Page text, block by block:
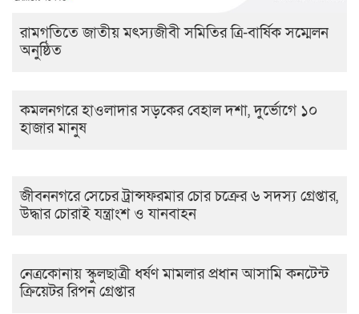
রামগতিতে জাতীয় মৎস্যজীবী সমিতির ত্রি-বার্ষিক সম্মেলন
অনুষ্ঠিত
কমলনগরে হাওলাদার সড়কের বেহাল দশা, দুর্ভোগে ১০
হাজার মানুষ
জীবননগরে সেচের ট্রান্সফরমার চোর চক্রের ৬ সদস্য গ্রেপ্তার,
উদ্ধার চোরাই যন্ত্রাংশ ও যানবাহন
নেত্রকোনায় স্কুলছাত্রী ধর্ষণ মামলার প্রধান আসামি কনটেন্ট
ক্রিয়েটর রিপন গ্রেপ্তার